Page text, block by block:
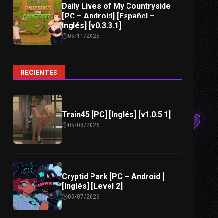
Daily Lives of My Countryside
[PC – Android] [Español –
Inglés] [v0.3.3.1]
05/11/2025
RECIENTES
Train45 [PC] [Inglés] [v1.0.5.1]
05/08/2026
Cryptid Park [PC – Android ]
[Inglés] [Level 2]
05/07/2026